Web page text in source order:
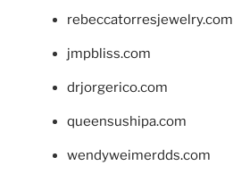
rebeccatorresjewelry.com
jmpbliss.com
drjorgerico.com
queensushipa.com
wendyweimerdds.com